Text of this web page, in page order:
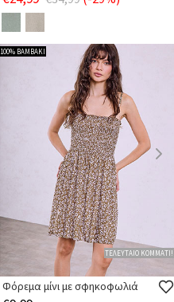
100% ΒΑΜΒΑΚΙ
ΤΕΛΕΥΤΑΙΟ ΚΟΜΜΑΤΙ!
Φόρεμα μίνι με σφηκοφωλιά